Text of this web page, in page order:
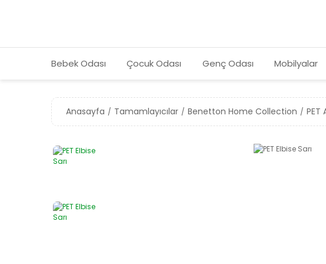
Bebek Odası Çocuk Odası Genç Odası Mobilyalar
Anasayfa Tamamlayıcılar Benetton Home Collection PET